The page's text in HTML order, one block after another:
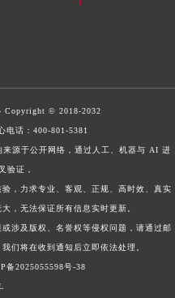
Copyright © 2018-2032
电话： 400-801-5381
源于公开网络，通过人工、机器与 AI 进
验证，
，力求专业、客观、正规、高时效、真实
，无法保证所有信息实时更新。
涉及版权、名誉权等侵权问题，请通过邮
们将在收到通知后立即依法处理。
备2025055598号-38